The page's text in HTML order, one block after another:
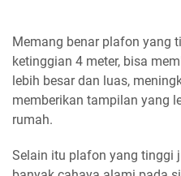
Memang benar plafon yang
ketinggian 4 meter, bisa
lebih besar dan luas,
memberikan tampilan yang
rumah.
Selain itu plafon yang tinggi